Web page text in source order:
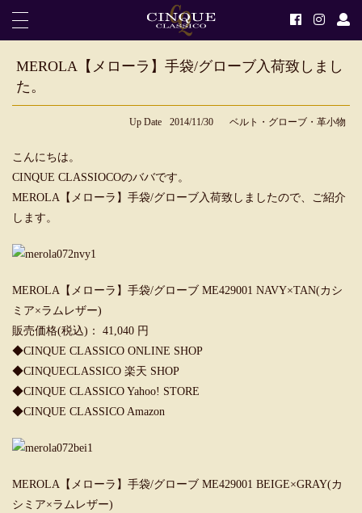
MEROLA【メローラ】手袋/グローブ入荷致しまし
た。
Up Date 2014/11/30 ベルト・グローブ・革小物
こんにちは。
CINQUE CLASSIOCOのババです。
MEROLA【メローラ】手袋/グローブ入荷致しましたので、ご紹介
します。
MEROLA【メローラ】手袋/グローブ ME429001 NAVY×TAN(カシ
ミア×ラムレザー)
販売価格(税込)： 41,040 円
◆CINQUE CLASSICO ONLINE SHOP
◆CINQUECLASSICO 楽天 SHOP
◆CINQUE CLASSICO Yahoo! STORE
◆CINQUE CLASSICO Amazon
MEROLA【メローラ】手袋/グローブ ME429001 BEIGE×GRAY(カ
シミア×ラムレザー)